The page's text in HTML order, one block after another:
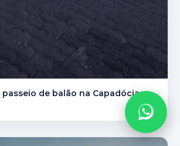
passeio de balão na Capadócia —